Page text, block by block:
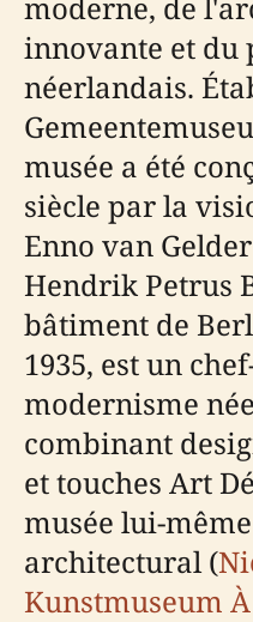
innovante et du
néerlandais.
musée a été
siècle par la
Enno van
Hendrik Petrus
bâtiment de
1935, est un
modernisme
combinant
et touches Art
musée lui-
architectural (
Kunstmuseum